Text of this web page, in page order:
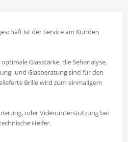
ist der Service am Kunden
Glasstärke, die Sehanalyse,
und Glasberatung sind für den
Brille wird zum einmaligem
oder Videounterstützung bei
Helfer.